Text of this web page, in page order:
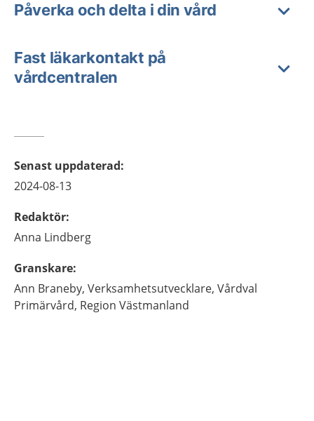
Påverka och delta i din vård
Fast läkarkontakt på
vårdcentralen
Senast uppdaterad:
2024-08-13
Redaktör:
Anna Lindberg
Granskare:
Ann Braneby, Verksamhetsutvecklare, Vårdval
Primärvård, Region Västmanland